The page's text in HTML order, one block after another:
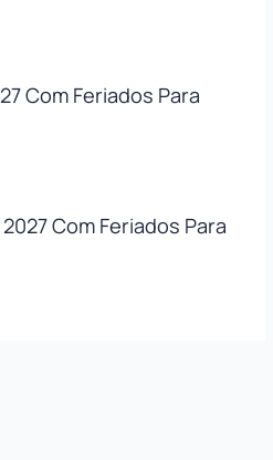
Com Feriados Para
Com Feriados Para